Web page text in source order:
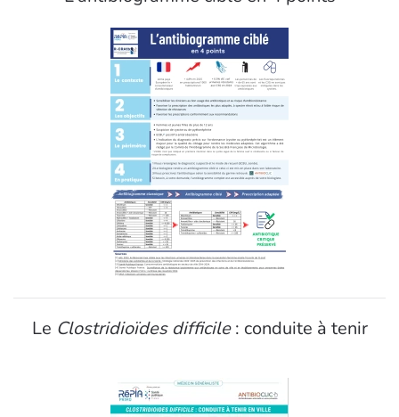
Le Clostridioïdes difficile: conduite à tenir